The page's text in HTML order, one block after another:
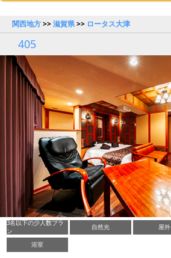
関西地方>>滋賀県>> ロータス大津
405
3名以下の少人数プラ
ン
自然光 屋外
浴室